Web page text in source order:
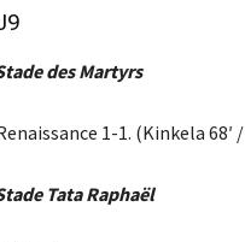
des Martyrs
1-1. (Kinkela 68′
Tata Raphaël